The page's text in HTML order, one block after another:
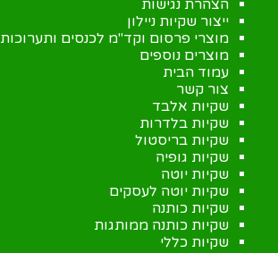
הצהרת נגישות
ייצור שקיות ניילון
מוצרי פרסום וקד"מ לכנסים ותערוכות
מוצרים נוספים
עמוד הבית
צור קשר
שקיות אלבד
שקיות בלדרות
שקיות בריסטול
שקיות גופיה
שקיות יוטה
שקיות יוטה לעסקים
שקיות כותנה
שקיות כותנה ממותגות
שקיות כללי